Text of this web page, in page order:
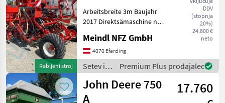
Rabljeni stroj
DDV
(stopnja
20%)
24.800 €
neto
Arbeitsbreite 3m Baujahr
2017 Direktsämaschine nur
enoploščni lemež,
natančno česalo, podvozje
Setev in nega Sejalnica za
neposredno setev
Meindl NFZ GmbH
4070 Eferding
Setev in
nega /
Gaspardo
Premium Plus prodajalec
John Deere 750
A
17.760